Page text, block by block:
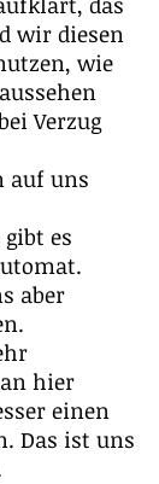
wir diesen
wie
Verzug
auf uns
es
aber
hier
einen
Das ist uns